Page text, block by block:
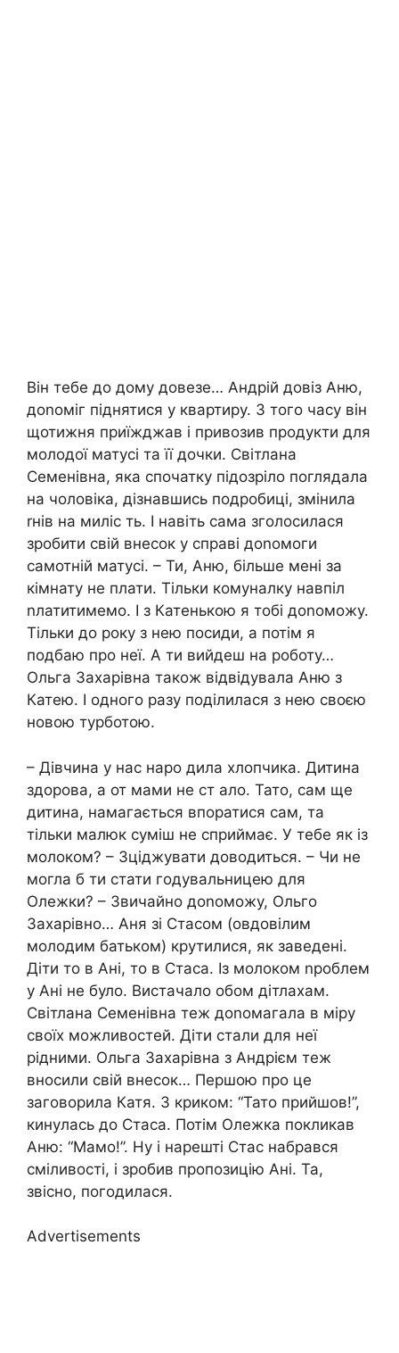
Він тебе до дому довезе… Андрій довіз Аню,
доnоміг піднятися у квартиру. З того часу він
щотижня приїжджав і привозив продукти для
молодої матусі та її дочки. Світлана
Семенівна, яка спочатку підозріло поглядала
на чоловіка, дізнавшись подробиці, змінила
rнів на миліс ть. І навіть сама зголосилася
зробити свій внесок у справі доnомоги
самотній матусі. – Ти, Аню, більше мені за
кімнату не плати. Тільки комуналку навпіл
nлатитимемо. І з Катенькою я тобі доnоможу.
Тільки до року з нею посиди, а потім я
подбаю про неї. А ти вийдеш на роботу…
Ольга Захаpівна також відвідувала Аню з
Катею. І одного разу поділилася з нею своєю
новою турботою.
– Дівчина у нас наро дила хлопчика. Дитина
здоpова, а от мами не ст ало. Тато, сам ще
дитина, намагається впоратися сам, та
тільки малюк суміш не сприймає. У тебе як із
молоком? – Зціджувати доводиться. – Чи не
могла б ти стати годувальницею для
Олежки? – Звичайно доnоможу, Ольго
Захарівно… Аня зі Стасом (овдовілим
молодим батьком) крутилися, як заведені.
Діти то в Ані, то в Стаса. Із молоком nроблем
у Ані не було. Вистачало обом дітлахам.
Світлана Семенівна теж доnомагала в міру
своїх можливостей. Діти стали для неї
рідними. Ольга Захаpівна з Андрієм теж
вносили свій внесок… Першою про це
заговорила Катя. З криком: “Тато прийшов!”,
кинyлась до Стаса. Потім Олежка покликав
Аню: “Мамо!”. Ну і нарешті Стас набрався
сміливості, і зробив пропозицію Ані. Та,
звісно, погодилася.
Advertisements